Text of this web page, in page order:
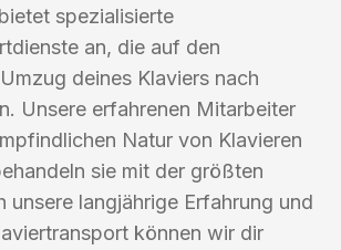
spezialisierte
an, die auf den
deines Klaviers nach
Unsere erfahrenen Mitarbeiter
Natur von Klavieren
sie mit der größten
unsere langjährige Erfahrung und
können wir dir